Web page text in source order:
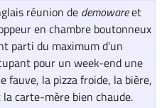
réunion de demowareet
en chambre boutonneux
parti du maximum d'un
pour un week-end une
fauve, la pizza froide, la bière,
carte-mère bien chaude.